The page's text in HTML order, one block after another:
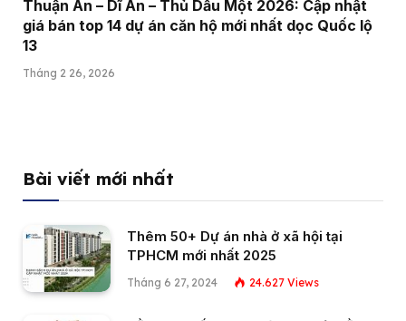
Thuận An – Dĩ An – Thủ Dầu Một 2026: Cập nhật
giá bán top 14 dự án căn hộ mới nhất dọc Quốc lộ
13
Tháng 2 26, 2026
Bài viết mới nhất
Thêm 50+ Dự án nhà ở xã hội tại
TPHCM mới nhất 2025
Tháng 6 27, 2024 24.627 Views